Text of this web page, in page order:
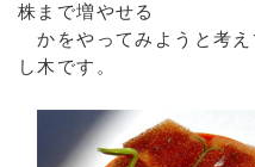
株まで増やせる
かをやってみようと考
し木です。